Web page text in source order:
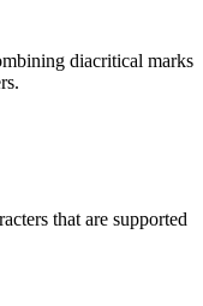
diacritical marks
that are supported